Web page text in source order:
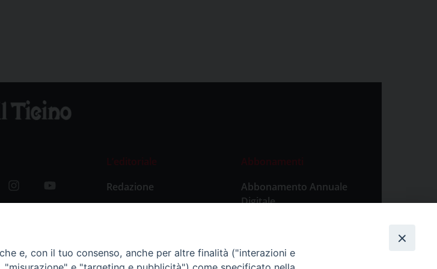
L’editoriale
Redazione
Storia
Abbonamenti
Abbonamento Annuale
Digitale
Abbonamento Singola
e, con il tuo consenso, anche per altre finalità ("interazioni e